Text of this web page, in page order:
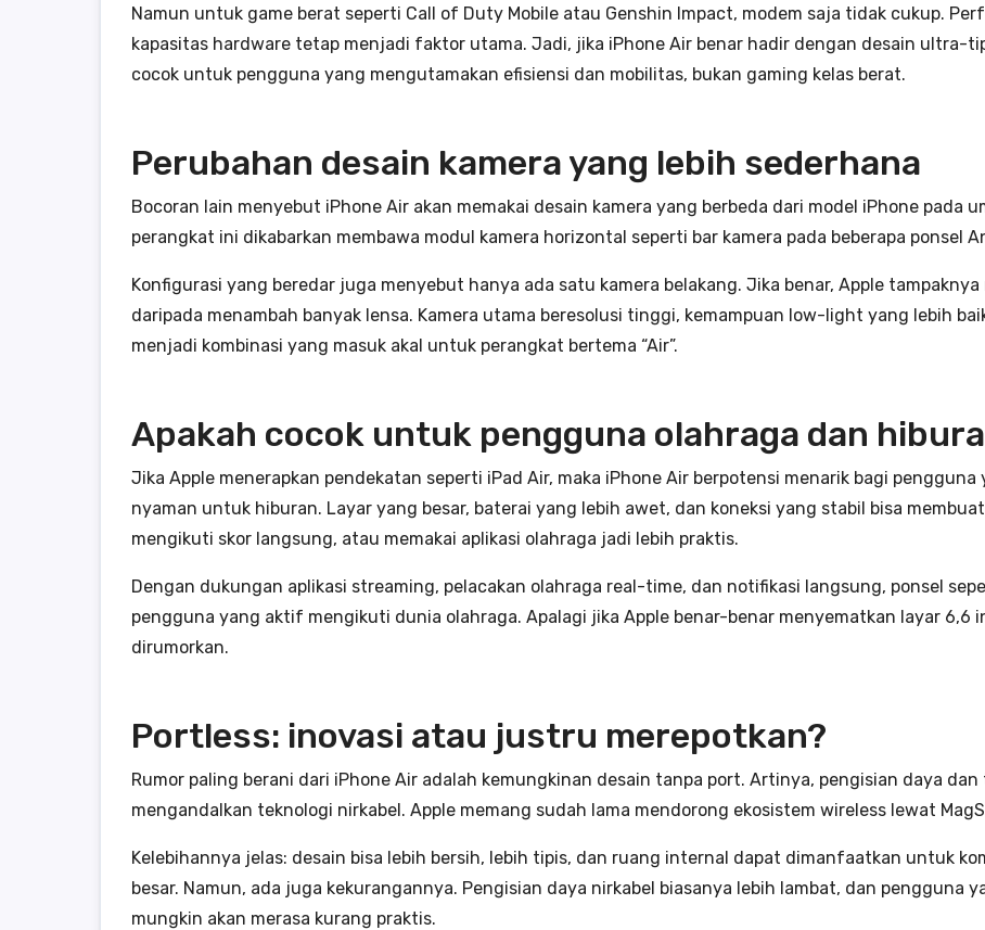
Namun untuk game berat seperti Call of Duty Mobile atau Genshin Impact, modem saja tidak cukup.
kapasitas hardware tetap menjadi faktor utama. Jadi, jika iPhone Air benar hadir dengan desain ultra-
cocok untuk pengguna yang mengutamakan efisiensi dan mobilitas, bukan gaming kelas berat.
Perubahan desain kamera yang lebih sederhana
Bocoran lain menyebut iPhone Air akan memakai desain kamera yang berbeda dari model iPhone pada
perangkat ini dikabarkan membawa modul kamera horizontal seperti bar kamera pada beberapa ponsel
Konfigurasi yang beredar juga menyebut hanya ada satu kamera belakang. Jika benar, Apple
daripada menambah banyak lensa. Kamera utama beresolusi tinggi, kemampuan low-light yang lebih
menjadi kombinasi yang masuk akal untuk perangkat bertema “Air”.
Apakah cocok untuk pengguna olahraga dan
Jika Apple menerapkan pendekatan seperti iPad Air, maka iPhone Air berpotensi menarik bagi
nyaman untuk hiburan. Layar yang besar, baterai yang lebih awet, dan koneksi yang stabil bisa
mengikuti skor langsung, atau memakai aplikasi olahraga jadi lebih praktis.
Dengan dukungan aplikasi streaming, pelacakan olahraga real-time, dan notifikasi langsung, ponsel
pengguna yang aktif mengikuti dunia olahraga. Apalagi jika Apple benar-benar menyematkan layar 6,6
dirumorkan.
Portless: inovasi atau justru merepotkan?
Rumor paling berani dari iPhone Air adalah kemungkinan desain tanpa port. Artinya, pengisian daya
mengandalkan teknologi nirkabel. Apple memang sudah lama mendorong ekosistem wireless lewat
Kelebihannya jelas: desain bisa lebih bersih, lebih tipis, dan ruang internal dapat dimanfaatkan untuk
besar. Namun, ada juga kekurangannya. Pengisian daya nirkabel biasanya lebih lambat, dan pengguna
mungkin akan merasa kurang praktis.